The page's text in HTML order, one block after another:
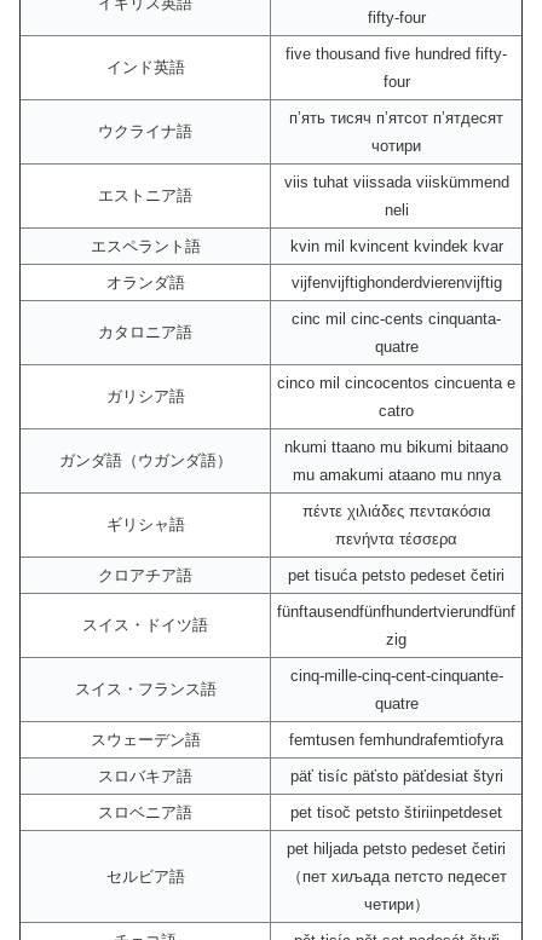
fifty-four
インド英語
five thousand five hundred fifty-
four
ウクライナ語
пʼять тисяч пʼятсот пʼятдесят
чотири
エストニア語
viis tuhat viissada viiskümmend
neli
エスペラント語
kvin mil kvincent kvindek kvar
オランダ語
vijfenvijftighonderdvierenvijftig
カタロニア語
cinc mil cinc-cents cinquanta-
quatre
ガリシア語
cinco mil cincocentos cincuenta e
catro
ガンダ語（ウガンダ語）
nkumi ttaano mu bikumi bitaano
mu amakumi ataano mu nnya
ギリシャ語
πέντε χιλιάδες πεντακόσια
πενήντα τέσσερα
クロアチア語
pet tisuća petsto pedeset četiri
スイス・ドイツ語
fünftausendfünfhundertvierundfünf
zig
スイス・フランス語
cinq-mille-cinq-cent-cinquante-
quatre
スウェーデン語
femtusen femhundrafemtiofyra
スロバキア語
päť tisíc päťsto päťdesiat štyri
スロベニア語
pet tisoč petsto štiriinpetdeset
セルビア語
pet hiljada petsto pedeset četiri
（пет хиљада петсто педесет
четири）